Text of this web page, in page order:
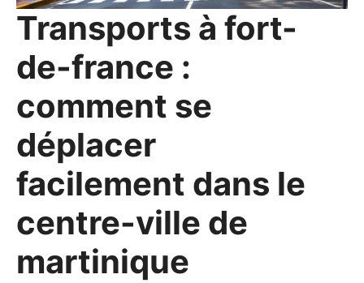
Transports à fort-
de-france :
comment se
déplacer
facilement dans le
centre-ville de
martinique